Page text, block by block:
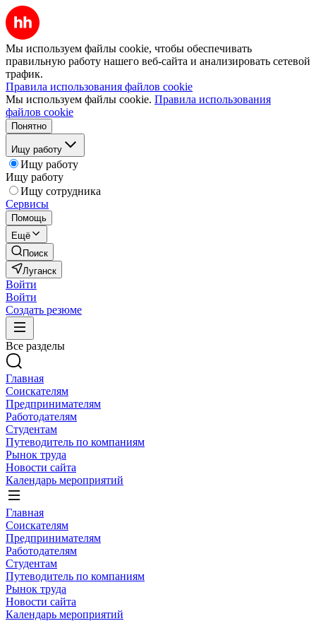
Мы используем файлы cookie, чтобы обеспечивать
правильную работу нашего веб-сайта и анализировать сетевой
трафик.
Правила использования файлов cookie
Мы используем файлы cookie. Правила использования
файлов cookie
Понятно
Ищу работу
Ищу работу
Ищу работу
Ищу сотрудника
Сервисы
Помощь
Ещё
Поиск
Луганск
Войти
Войти
Создать резюме
Все разделы
Главная
Соискателям
Предпринимателям
Работодателям
Студентам
Путеводитель по компаниям
Рынок труда
Новости сайта
Календарь мероприятий
Главная
Соискателям
Предпринимателям
Работодателям
Студентам
Путеводитель по компаниям
Рынок труда
Новости сайта
Календарь мероприятий